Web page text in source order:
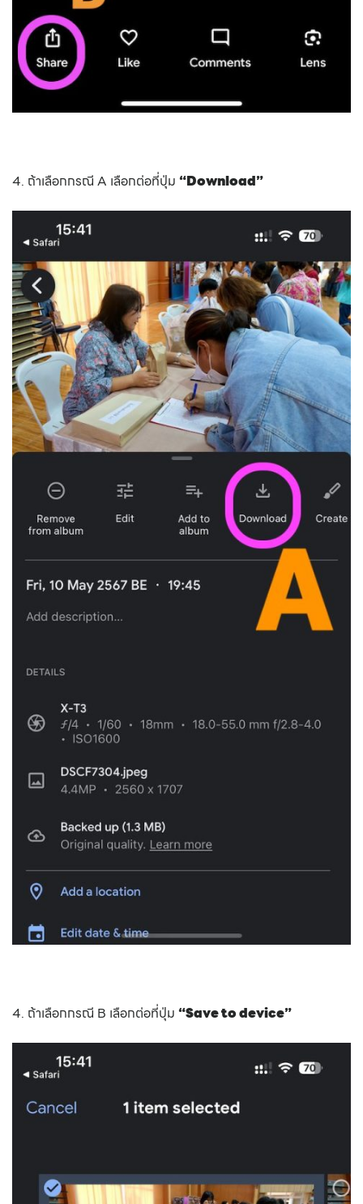
4. ถ้าเลือกกรณี A เลือกต่อที่ปุ่ม “Download”
4. ถ้าเลือกกรณี B เลือกต่อที่ปุ่ม “Save to device”